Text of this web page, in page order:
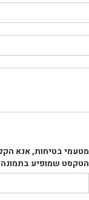
מטעמי בטיחות, אנא
הטקסט שמופיע